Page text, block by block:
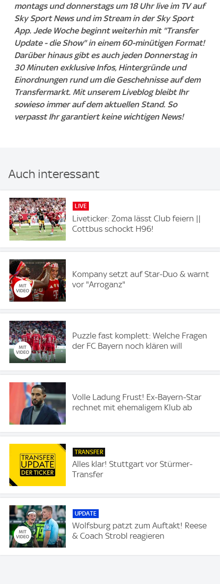
montags und donnerstags um 18 Uhr live im TV auf
Sky Sport News und im Stream in der Sky Sport
App. Jede Woche beginnt weiterhin mit "Transfer
Update - die Show" in einem 60-minütigen Format!
Darüber hinaus gibt es auch jeden Donnerstag in
30 Minuten exklusive Infos, Hintergründe und
Einordnungen rund um die Geschehnisse auf dem
Transfermarkt. Mit unserem Liveblog bleibt Ihr
sowieso immer auf dem aktuellen Stand. So
verpasst Ihr garantiert keine wichtigen News!
Auch interessant
LIVE
Liveticker: Zoma lässt Club feiern ||
Cottbus schockt H96!
Kompany setzt auf Star-Duo & warnt
vor "Arroganz"
Puzzle fast komplett: Welche Fragen
der FC Bayern noch klären will
Volle Ladung Frust! Ex-Bayern-Star
rechnet mit ehemaligem Klub ab
TRANSFER
Alles klar! Stuttgart vor Stürmer-
Transfer
UPDATE
Wolfsburg patzt zum Auftakt! Reese
& Coach Strobl reagieren